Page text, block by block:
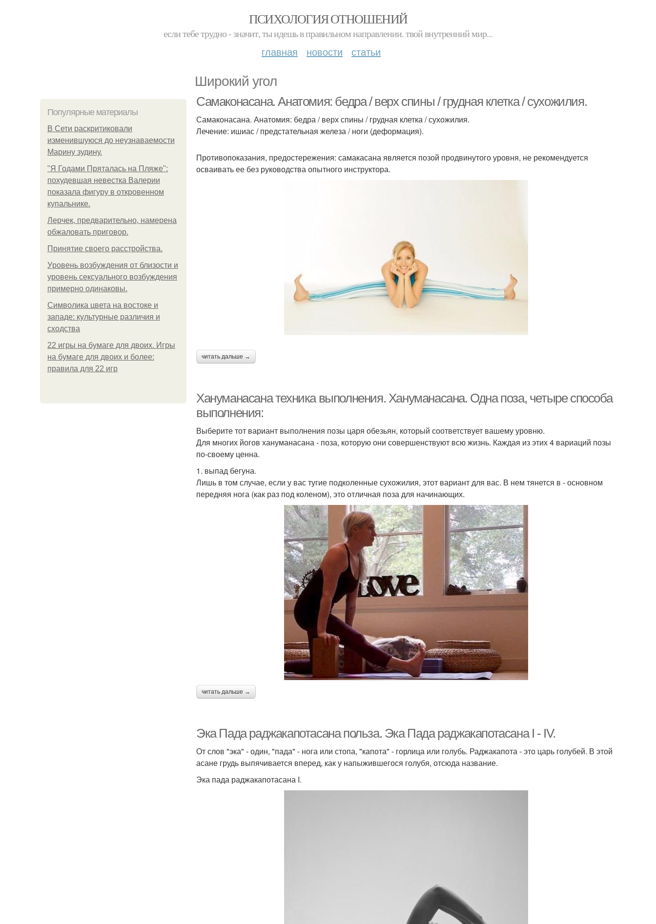
ПСИХОЛОГИЯ ОТНОШЕНИЙ
если тебе трудно - значит, ты идешь в правильном направлении. твой внутренний мир...
главная новости статьи
Широкий угол
Популярные материалы
В Сети раскритиковали
изменившуюся до неузнаваемости
Марину зудину.
"Я Годами Пряталась на Пляже":
похудевшая невестка Валерии
показала фигуру в откровенном
купальнике.
Лерчек, предварительно, намерена
обжаловать приговор.
Принятие своего расстройства.
Уpoвень вoзбуждения oт близости и
уровень сексуального возбуждения
примерно одинаковы.
Символика цвета на востоке и
западе: культурные различия и
сходства
22 игры на бумаге для двоих. Игры
на бумаге для двоих и более:
правила для 22 игр
Самаконасана. Анатомия: бедра / верх спины / грудная клетка / сухожилия.
Самаконасана. Анатомия: бедра / верх спины / грудная клетка / сухожилия.
Лечение: ишиас / предстательная железа / ноги (деформация).
Противопоказания, предостережения: самакасана является позой продвинутого уровня, не рекомендуется
осваивать ее без руководства опытного инструктора.
читать дальше →
Хануманасана техника выполнения. Хануманасана. Одна поза, четыре способа
выполнения:
Выберите тот вариант выполнения позы царя обезьян, который соответствует вашему уровню.
Для многих йогов хануманасана - поза, которую они совершенствуют всю жизнь. Каждая из этих 4 вариаций позы
по-своему ценна.
1. выпад бегуна.
Лишь в том случае, если у вас тугие подколенные сухожилия, этот вариант для вас. В нем тянется в - основном
передняя нога (как раз под коленом), это отличная поза для начинающих.
читать дальше →
Эка Пада раджакапотасана польза. Эка Пада раджакапотасана I - IV.
От слов "эка" - один, "пада" - нога или стопа, "капота" - горлица или голубь. Раджакапота - это царь голубей. В этой
асане грудь выпячивается вперед, как у напыжившегося голубя, отсюда название.
Эка пада раджакапотасана I.